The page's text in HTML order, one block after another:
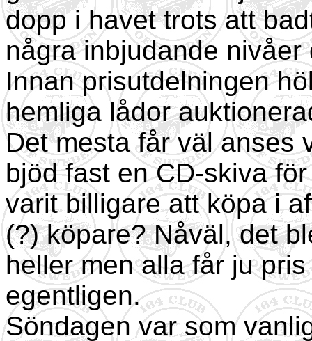
dopp i havet trots att
några inbjudande
Innan prisutdelningen
hemliga lådor
Det mesta får väl anses
bjöd fast en CD-skiva
varit billigare att köpa i
(?) köpare? Nåväl, det
heller men alla får ju
egentligen.
Söndagen var som